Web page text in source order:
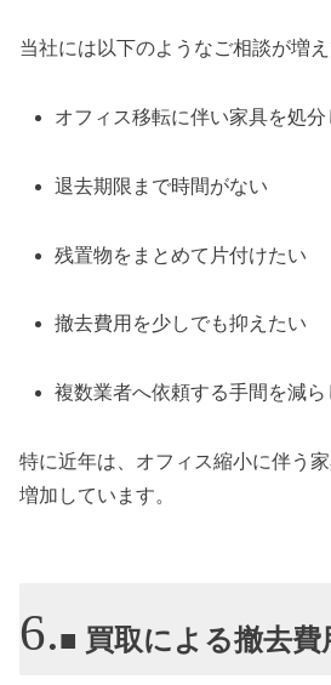
当社には以下のようなご相談が増え
オフィス移転に伴い家具を処分
退去期限まで時間がない
残置物をまとめて片付けたい
撤去費用を少しでも抑えたい
複数業者へ依頼する手間を減ら
特に近年は、オフィス縮小に伴う
増加しています。
■ 買取による撤去費